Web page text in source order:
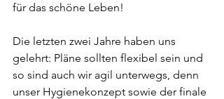
für das schöne Leben!
Die letzten zwei Jahre haben uns
gelehrt: Pläne sollten flexibel sein und
so sind auch wir agil unterwegs, denn
unser Hygienekonzept sowie der finale